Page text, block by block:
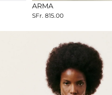
NEW SEASON
ARMA
SFr. 815.00